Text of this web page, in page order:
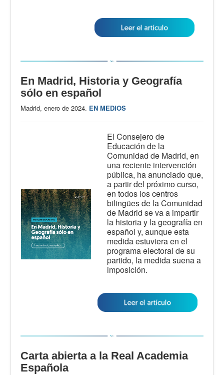
En Madrid, Historia y Geografía
sólo en español
Madrid, enero de 2024. EN MEDIOS
El Consejero de
Educación de la
Comunidad de Madrid, en
una reciente intervención
pública, ha anunciado que,
a partir del próximo curso,
en todos los centros
bilingües de la Comunidad
de Madrid se va a impartir
la historia y la geografía en
español y, aunque esta
medida estuviera en el
programa electoral de su
partido, la medida suena a
imposición.
Carta abierta a la Real Academia
Española